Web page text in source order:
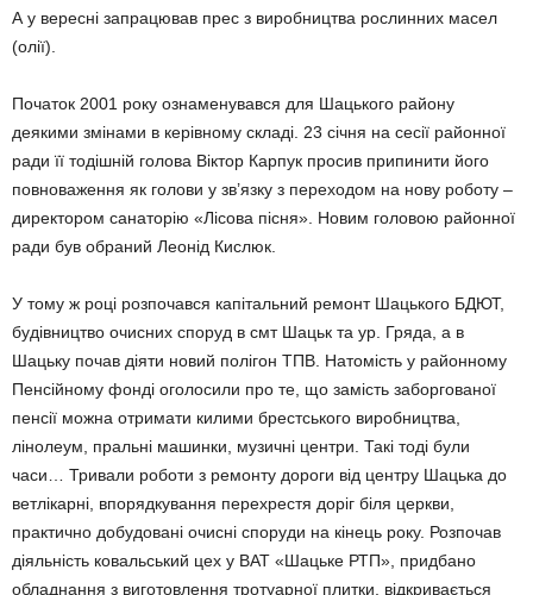
А у вересні запрацював прес з виробництва рослинних масел
(олії).
Початок 2001 року ознаменувався для Шацького району
деякими змінами в керівному складі. 23 січня на сесії районної
ради її тодішній голова Віктор Карпук просив припинити його
повноваження як го­лови у зв’язку з переходом на нову роботу –
директором сана­торію «Лісова пісня». Новим головою районної
ради був обраний Леонід Кислюк.
У тому ж році розпочався капітальний ремонт Шацького БДЮТ,
будівництво очисних споруд в смт Шацьк та ур. Гряда, а в
Шацьку почав діяти новий полігон ТПВ. Натомість у районному
Пенсійному фонді оголосили про те, що замість заборгованої
пенсії можна отримати килими брестського виробництва,
лінолеум, пральні ма­шинки, музичні центри. Такі тоді були
часи… Тривали роботи з ремонту дороги від центру Шацька до
ветлікарні, впоряд­кування перехрестя доріг біля церкви,
практично добудовані очисні споруди на кінець року. Розпочав
діяльність ковальський цех у ВАТ «Шацьке РТП», придбано
обладнання з виготовлення тротуарної плитки, відкри­ва­ється